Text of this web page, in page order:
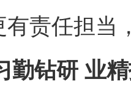
有责任担
钻研 业